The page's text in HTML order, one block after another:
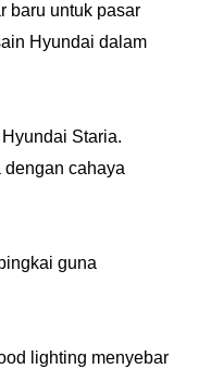
baru untuk pasar
Hyundai dalam
Staria.
dengan cahaya
guna
lighting menyebar